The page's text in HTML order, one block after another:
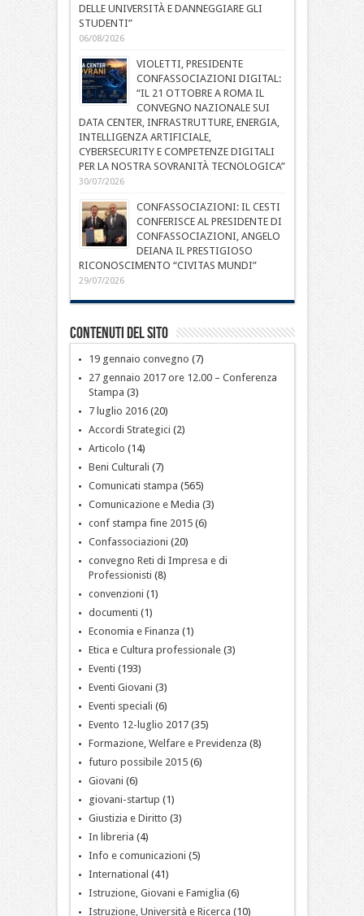
DELLE UNIVERSITÀ E DANNEGGIARE GLI
STUDENTI”
06/08/2026
VIOLETTI, PRESIDENTE
CONFASSOCIAZIONI DIGITAL:
“IL 21 OTTOBRE A ROMA IL
CONVEGNO NAZIONALE SUI
DATA CENTER, INFRASTRUTTURE, ENERGIA,
INTELLIGENZA ARTIFICIALE,
CYBERSECURITY E COMPETENZE DIGITALI
PER LA NOSTRA SOVRANITÀ TECNOLOGICA”
30/07/2026
CONFASSOCIAZIONI: IL CESTI
CONFERISCE AL PRESIDENTE DI
CONFASSOCIAZIONI, ANGELO
DEIANA IL PRESTIGIOSO
RICONOSCIMENTO “CIVITAS MUNDI”
29/07/2026
Contenuti del sito
19 gennaio convegno (7)
27 gennaio 2017 ore 12.00 – Conferenza
Stampa (3)
7 luglio 2016(20)
Accordi Strategici (2)
Articolo (14)
Beni Culturali (7)
Comunicati stampa (565)
Comunicazione e Media (3)
conf stampa fine 2015(6)
Confassociazioni (20)
convegno Reti di Impresa e di
Professionisti (8)
convenzioni (1)
documenti (1)
Economia e Finanza (1)
Etica e Cultura professionale(3)
Eventi (193)
Eventi Giovani (3)
Eventi speciali (6)
Evento 12-luglio 2017(35)
Formazione, Welfare e Previdenza (8)
futuro possibile 2015(6)
Giovani (6)
giovani-startup (1)
Giustizia e Diritto (3)
In libreria (4)
Info e comunicazioni (5)
International (41)
Istruzione, Giovani e Famiglia (6)
Istruzione, Università e Ricerca (10)